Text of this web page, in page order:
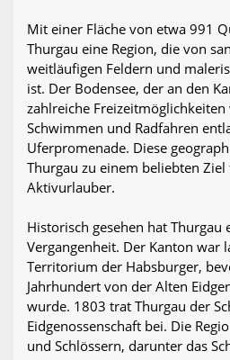
Mit einer Fläche von etwa 991
Thurgau eine Region, die von
weitläufigen Feldern und
ist. Der Bodensee, der an den
zahlreiche Freizeitmöglichkeiten
Schwimmen und Radfahren
Uferpromenade. Diese
Thurgau zu einem beliebten
Aktivurlauber.
Historisch gesehen hat Thurgau
Vergangenheit. Der Kanton war
Territorium der Habsburger,
Jahrhundert von der Alten
wurde. 1803 trat Thurgau der
Eidgenossenschaft bei. Die
und Schlössern, darunter das